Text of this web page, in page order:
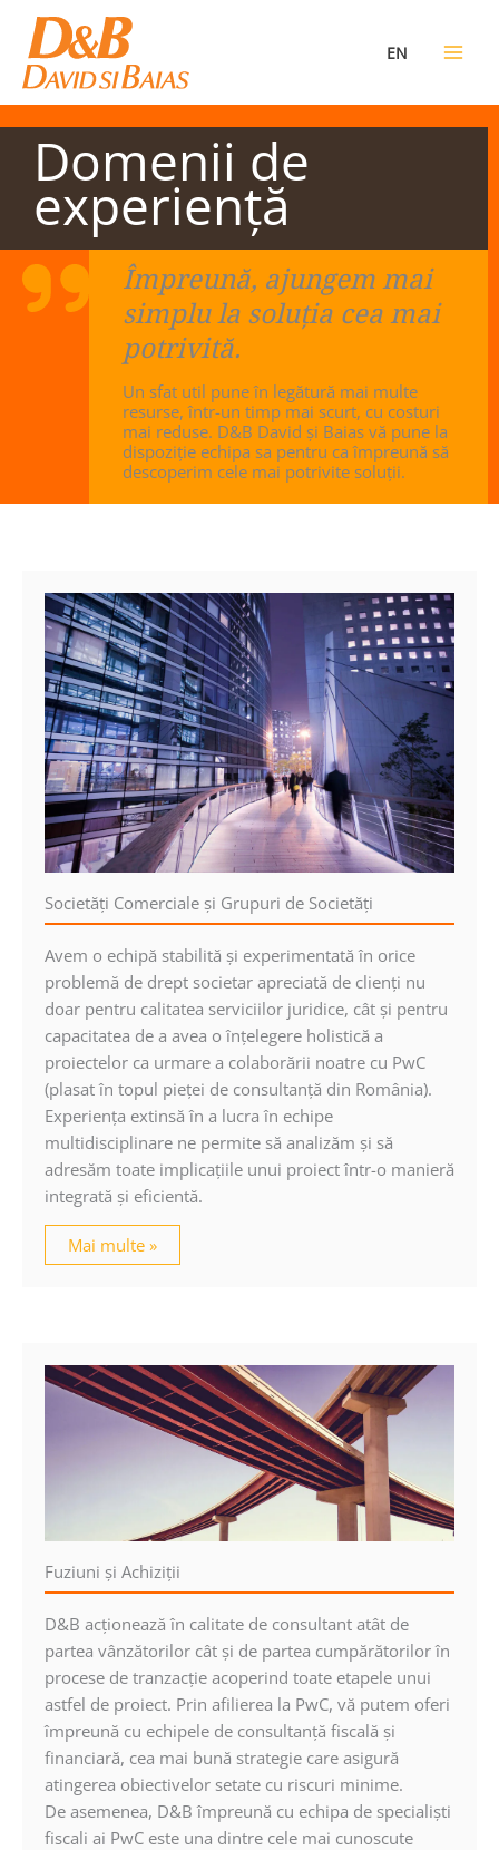
content
EN
Domenii de
experienţă
Împreună, ajungem mai
simplu la soluţia cea mai
potrivită.
Un sfat util pune în legătură mai multe
resurse, într-un timp mai scurt, cu costuri
mai reduse. D&B David şi Baias vă pune la
dispoziţie echipa sa pentru ca împreună să
descoperim cele mai potrivite soluţii.
Societăţi Comerciale şi Grupuri de Societăţi
Avem o echipă stabilită şi experimentată în orice
problemă de drept societar apreciată de clienţi nu
doar pentru calitatea serviciilor juridice, cât şi pentru
capacitatea de a avea o înţelegere holistică a
proiectelor ca urmare a colaborării noatre cu PwC
(plasat în topul pieţei de consultanţă din România).
Experienţa extinsă în a lucra în echipe
multidisciplinare ne permite să analizăm şi să
adresăm toate implicaţiile unui proiect într-o manieră
integrată şi eficientă.
Mai multe »
Fuziuni şi Achiziţii
D&B acţionează în calitate de consultant atât de
partea vânzătorilor cât şi de partea cumpărătorilor în
procese de tranzacţie acoperind toate etapele unui
astfel de proiect. Prin afilierea la PwC, vă putem oferi
împreună cu echipele de consultanţă fiscală şi
financiară, cea mai bună strategie care asigură
atingerea obiectivelor setate cu riscuri minime.
De asemenea, D&B împreună cu echipa de specialişti
fiscali ai PwC este una dintre cele mai cunoscute